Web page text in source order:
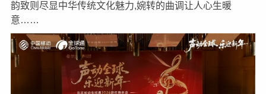
韵致则尽显中华传统文化魅力,婉转的曲调让人心生暖
意……